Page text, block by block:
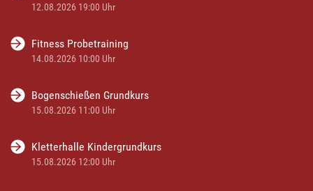
12.08.2026 19:00 Uhr
Fitness Probetraining
14.08.2026 10:00 Uhr
Bogenschießen Grundkurs
15.08.2026 11:00 Uhr
Kletterhalle Kindergrundkurs
15.08.2026 12:00 Uhr